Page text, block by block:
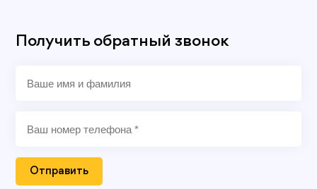
Получить обратный звонок
Отправить